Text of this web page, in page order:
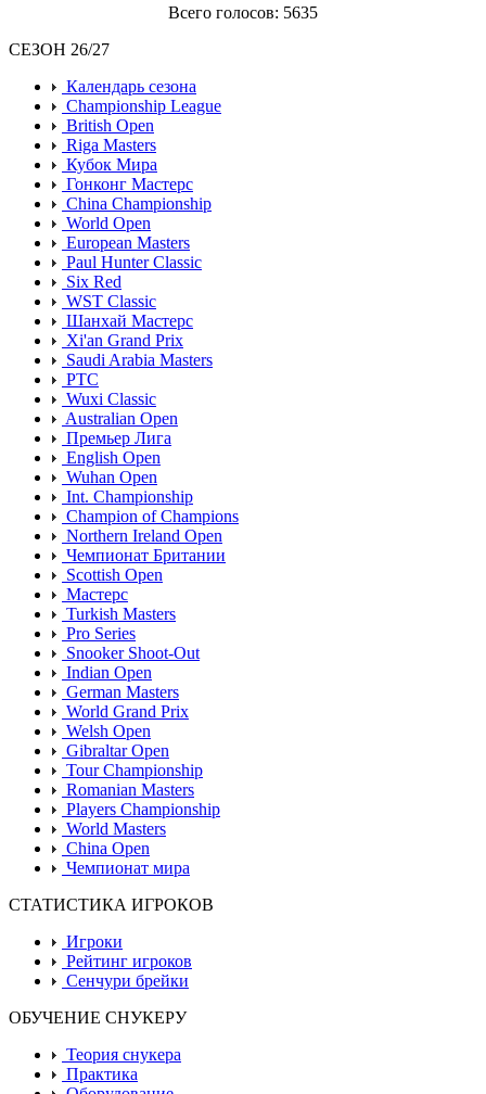
Всего голосов: 5635
СЕЗОН 26/27
Календарь сезона
Championship League
British Open
Riga Masters
Кубок Мира
Гонконг Мастерс
China Championship
World Open
European Masters
Paul Hunter Classic
Six Red
WST Classic
Шанхай Мастерс
Xi'an Grand Prix
Saudi Arabia Masters
PTC
Wuxi Classic
Australian Open
Премьер Лига
English Open
Wuhan Open
Int. Championship
Champion of Champions
Northern Ireland Open
Чемпионат Британии
Scottish Open
Мастерс
Turkish Masters
Pro Series
Snooker Shoot-Out
Indian Open
German Masters
World Grand Prix
Welsh Open
Gibraltar Open
Tour Championship
Romanian Masters
Players Championship
World Masters
China Open
Чемпионат мира
СТАТИСТИКА ИГРОКОВ
Игроки
Рейтинг игроков
Сенчури брейки
ОБУЧЕНИЕ СНУКЕРУ
Теория снукера
Практика